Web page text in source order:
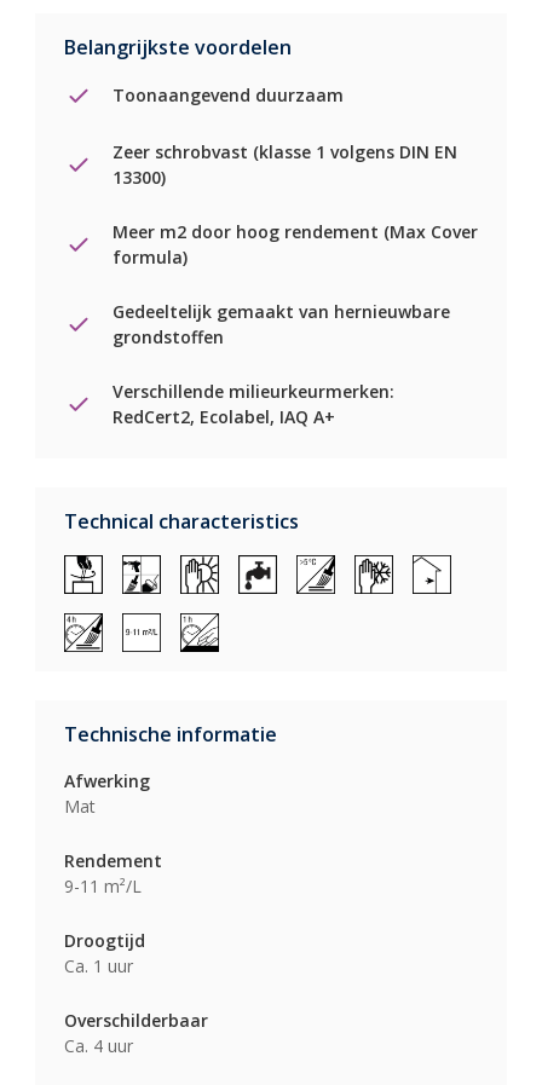
Belangrijkste voordelen
Toonaangevend duurzaam
Zeer schrobvast (klasse 1 volgens DIN EN
13300)
Meer m2 door hoog rendement (Max Cover
formula)
Gedeeltelijk gemaakt van hernieuwbare
grondstoffen
Verschillende milieurkeurmerken:
RedCert2, Ecolabel, IAQ A+
Technical characteristics
Technische informatie
Afwerking
Mat
Rendement
9-11 m²/L
Droogtijd
Ca. 1 uur
Overschilderbaar
Ca. 4 uur